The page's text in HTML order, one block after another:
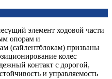
элемент ходовой части
опорам и
(сайлентблокам) призваны
колес
контакт с дорогой,
и управляемость